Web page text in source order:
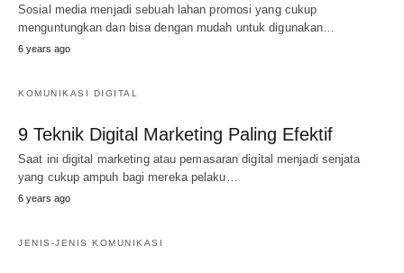
Sosial media menjadi sebuah lahan promosi yang cukup
menguntungkan dan bisa dengan mudah untuk digunakan…
6 years ago
KOMUNIKASI DIGITAL
9 Teknik Digital Marketing Paling Efektif
Saat ini digital marketing atau pemasaran digital menjadi senjata
yang cukup ampuh bagi mereka pelaku…
6 years ago
JENIS-JENIS KOMUNIKASI